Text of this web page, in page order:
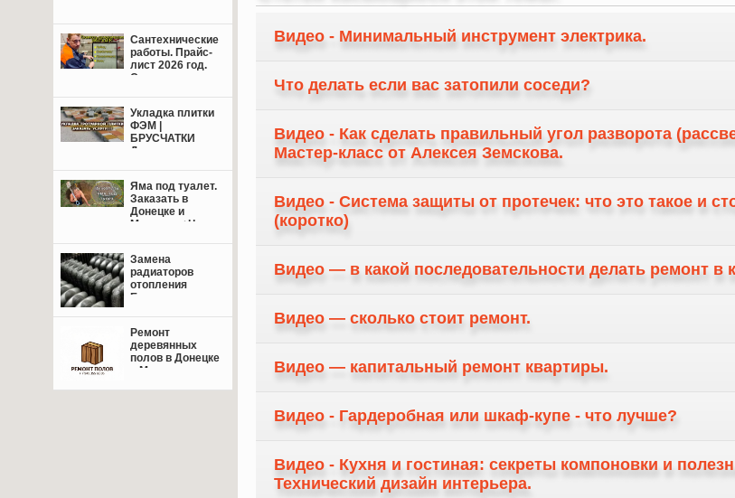
Видео - Минимальный инструмент электрика.
Что делать если вас затопили соседи?
Видео - Как сделать правильный угол разворота
Мастер-класс от Алексея Земскова.
Видео - Система защиты от протечек: что это такое и
(коротко)
Видео — в какой последовательности делать ремонт в
Видео — сколько стоит ремонт.
Видео — капитальный ремонт квартиры.
Видео - Гардеробная или шкаф-купе - что лучше?
Видео - Кухня и гостиная: секреты компоновки и
Технический дизайн интерьера.
Сантехнические
работы. Прайс-
лист 2026 год.
Свежие цены.
Укладка плитки
ФЭМ |
БРУСЧАТКИ
Донецк,
Яма под туалет.
Заказать в
Донецке и
Макеевке+Цены.
Замена
радиаторов
отопления
Енакиево,
Ремонт
деревянных
полов в Донецке
и Макеевке: от